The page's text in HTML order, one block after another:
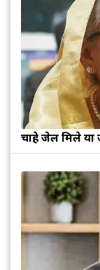
चाहे जेल मिले